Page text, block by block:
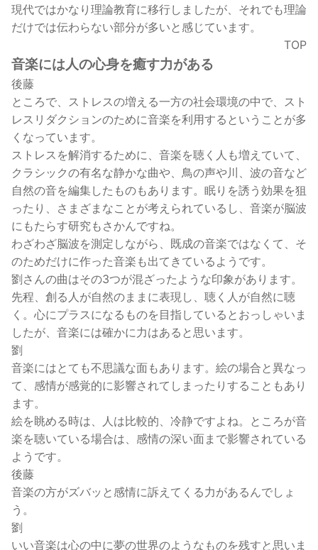
現代ではかなり理論教育に移行しましたが、それでも理論
だけでは伝わらない部分が多いと感じています。
TOP
音楽には人の心身を癒す力がある
後藤
ところで、ストレスの増える一方の社会環境の中で、スト
レスリダクションのために音楽を利用するということが多
くなっています。
ストレスを解消するために、音楽を聴く人も増えていて、
クラシックの有名な静かな曲や、鳥の声や川、波の音など
自然の音を編集したものもあります。眠りを誘う効果を狙
ったり、さまざまなことが考えられているし、音楽が脳波
にもたらす研究もさかんですね。
わざわざ脳波を測定しながら、既成の音楽ではなくて、そ
のためだけに作った音楽も出てきているようです。
劉さんの曲はその3つが混ざったような印象があります。
先程、創る人が自然のままに表現し、聴く人が自然に聴
く。心にプラスになるものを目指しているとおっしゃいま
したが、音楽には確かに力はあると思います。
劉
音楽にはとても不思議な面もあります。絵の場合と異なっ
て、感情が感覚的に影響されてしまったりすることもあり
ます。
絵を眺める時は、人は比較的、冷静ですよね。ところが音
楽を聴いている場合は、感情の深い面まで影響されている
ようです。
後藤
音楽の方がズバッと感情に訴えてくる力があるんでしょ
う。
劉
いい音楽は心の中に夢の世界のようなものを残すと思いま